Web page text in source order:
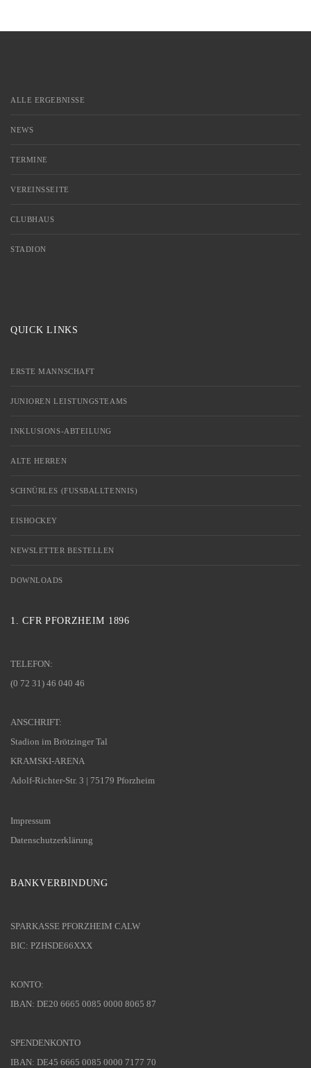
ALLE ERGEBNISSE
NEWS
TERMINE
VEREINSSEITE
CLUBHAUS
STADION
QUICK LINKS
ERSTE MANNSCHAFT
JUNIOREN LEISTUNGSTEAMS
INKLUSIONS-ABTEILUNG
ALTE HERREN
SCHNÜRLES (FUSSBALLTENNIS)
EISHOCKEY
NEWSLETTER BESTELLEN
DOWNLOADS
1. CFR PFORZHEIM 1896
TELEFON:
(0 72 31) 46 040 46
ANSCHRIFT:
Stadion im Brötzinger Tal
KRAMSKI-ARENA
Adolf-Richter-Str. 3 | 75179 Pforzheim
Impressum
Datenschutzerklärung
BANKVERBINDUNG
SPARKASSE PFORZHEIM CALW
BIC: PZHSDE66XXX
KONTO:
IBAN: DE20 6665 0085 0000 8065 87
SPENDENKONTO
IBAN: DE45 6665 0085 0000 7177 70